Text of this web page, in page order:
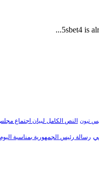
5sbet4 is
تبون النص الكامل لبيان اجتماع
رسالة رئيس الجمهورية بمناسبة